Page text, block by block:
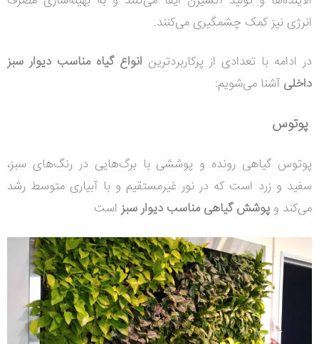
انرژی نیز کمک چشمگیری می‌کنند.
در ادامه با تعدادی از پرکاربردترین انواع گیاه مناسب دیوار سبز
داخلی آشنا می‌شویم:
پوتوس
پوتوس گیاهی رونده و پوششی با برگ‌هایی در رنگ‌های سبز،
سفید و زرد است که در نور غیرمستقیم و با آبیاری متوسط رشد
می‌کند و پوشش گیاهی مناسب دیوار سبزاست